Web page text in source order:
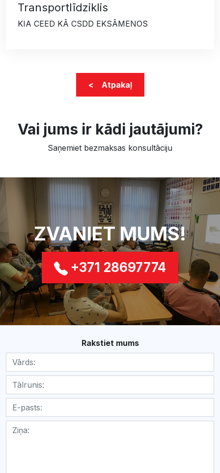
Transportlīdziklis
KIA CEED KĀ CSDD EKSĀMENOS
< Atpakaļ
Vai jums ir kādi jautājumi?
Saņemiet bezmaksas konsultāciju
ZVANIET MUMS!
+371 28697774
Rakstiet mums